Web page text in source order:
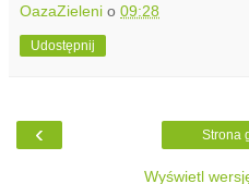
OazaZieleni o 09:28
Udostępnij
‹ Strona
Wyświetl